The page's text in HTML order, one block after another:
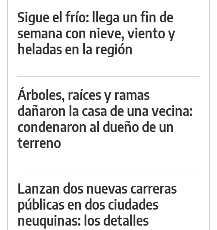
Sigue el frío: llega un fin de
semana con nieve, viento y
heladas en la región
Árboles, raíces y ramas
dañaron la casa de una vecina:
condenaron al dueño de un
terreno
Lanzan dos nuevas carreras
públicas en dos ciudades
neuquinas: los detalles